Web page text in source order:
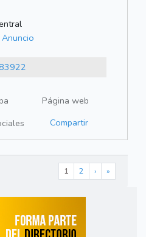
Página web
Compartir
1 2 › »